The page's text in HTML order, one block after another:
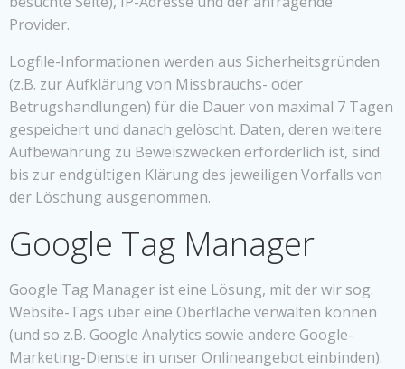
Provider.
Logfile-Informationen werden aus Sicherheitsgründen
(z.B. zur Aufklärung von Missbrauchs- oder
Betrugshandlungen) für die Dauer von maximal 7 Tagen
gespeichert und danach gelöscht. Daten, deren weitere
Aufbewahrung zu Beweiszwecken erforderlich ist, sind
bis zur endgültigen Klärung des jeweiligen Vorfalls von
der Löschung ausgenommen.
Google Tag Manager
Google Tag Manager ist eine Lösung, mit der wir sog.
Website-Tags über eine Oberfläche verwalten können
(und so z.B. Google Analytics sowie andere Google-
Marketing-Dienste in unser Onlineangebot einbinden).